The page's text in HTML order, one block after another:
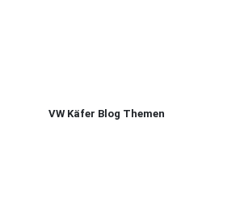
VW Käfer Blog Themen